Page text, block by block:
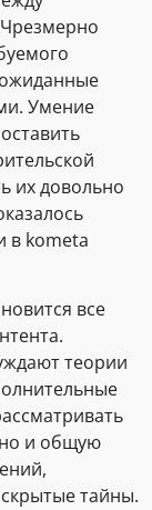
Умение
их довольно
в kometa
все
теории
но и общую
тайны.